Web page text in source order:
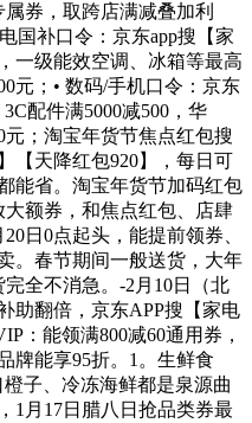
属券，取跨店满减叠加利
国补口令：京东app搜【家
一级能效空调、冰箱等最高
元；• 数码/手机口令：京东
配件满5000减500，华
；淘宝年货节焦点红包搜
【天降红包920】，每日可
能省。淘宝年货节加码红包
额券，和焦点红包、店肆
日0点起头，能提前领券、
。春节期间一般送货，大年
全不消急。-2月10日（北
助翻倍，京东APP搜【家电
：能领满800减60通用券，
牌能享95折。1。生鲜食
子、冷冻海鲜都是泉源曲
1月17日腊八日抢品类券最